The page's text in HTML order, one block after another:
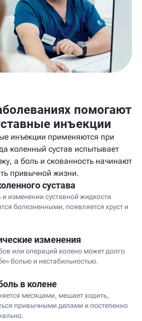
помогают
инъекции
инъекции применяются при
коленный сустав испытывает
а боль и скованность начинают
привычной жизни.
сустава
изменении суставной жидкости
болезненными, появляется хруст и
изменения
или операций колено может долго
болью и нестабильностью.
в колене
месяцами, мешает ходить,
привычными делами и постепенно